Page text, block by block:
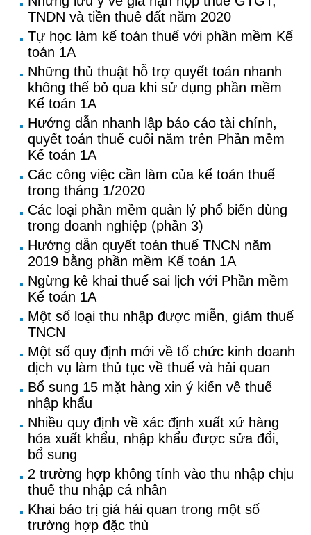
TNDN và tiền thuê đất năm 2020
Tự học làm kế toán thuế với phần mềm Kế
toán 1A
Những thủ thuật hỗ trợ quyết toán nhanh
không thể bỏ qua khi sử dụng phần mềm
Kế toán 1A
Hướng dẫn nhanh lập báo cáo tài chính,
quyết toán thuế cuối năm trên Phần mềm
Kế toán 1A
Các công việc cần làm của kế toán thuế
trong tháng 1/2020
Các loại phần mềm quản lý phổ biến dùng
trong doanh nghiệp (phần 3)
Hướng dẫn quyết toán thuế TNCN năm
2019 bằng phần mềm Kế toán 1A
Ngừng kê khai thuế sai lịch với Phần mềm
Kế toán 1A
Một số loại thu nhập được miễn, giảm thuế
TNCN
Một số quy định mới về tổ chức kinh doanh
dịch vụ làm thủ tục về thuế và hải quan
Bổ sung 15 mặt hàng xin ý kiến về thuế
nhập khẩu
Nhiều quy định về xác định xuất xứ hàng
hóa xuất khẩu, nhập khẩu được sửa đổi,
bổ sung
2 trường hợp không tính vào thu nhập chịu
thuế thu nhập cá nhân
Khai báo trị giá hải quan trong một số
trường hợp đặc thù